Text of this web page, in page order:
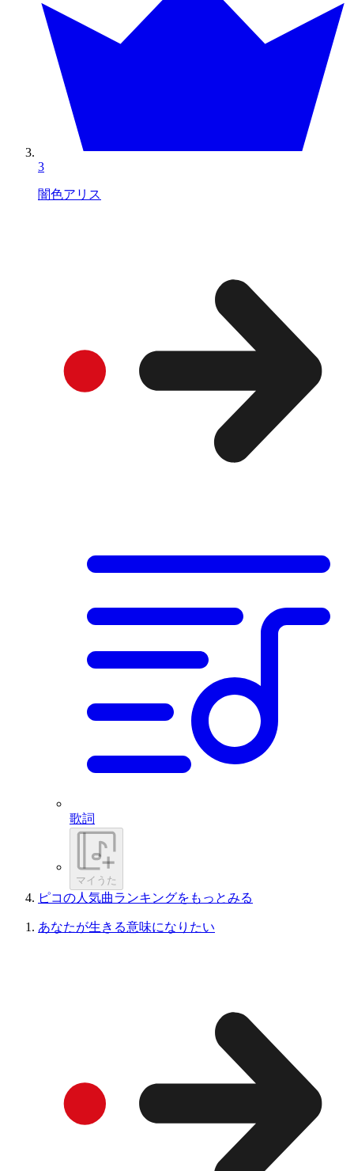
3
闇色アリス
歌詞
マイうた
ピコの人気曲ランキングをもっとみる
あなたが生きる意味になりたい